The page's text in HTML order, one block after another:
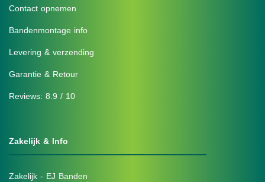
Contact opnemen
Bandenmontage info
Levering & verzending
Garantie & Retour
Reviews: 8.9 / 10
Zakelijk & Info
Zakelijk - EJ Banden